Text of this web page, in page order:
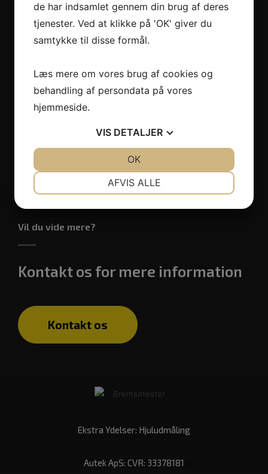
Historien bag Autek
Autek ApS ejes i dag af to
personer, Rolf Møller og Jacob
Vil du vide mere?
Kontakt os for mere information
Kontakt os
Ekstra Ydelser: Hjuludmåling
Autek ApS: CVR: 33378181
de har indsamlet gennem din brug af deres
tjenester. Ved at klikke på 'OK' giver du
samtykke til disse formål.
Læs mere om vores brug af cookies og
behandling af persondata på vores
hjemmeside.
VIS DETALJER
AFVIS ALLE
OK